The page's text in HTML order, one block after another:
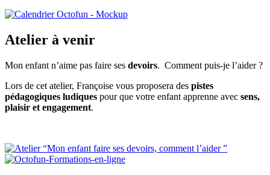
Atelier à venir
Mon enfant n’aime pas faire ses devoirs. Comment puis-je l’aider ?
Lors de cet atelier, Françoise vous proposera des pistes
pédagogiques ludiques pour que votre enfant apprenne avec sens,
plaisir et engagement.